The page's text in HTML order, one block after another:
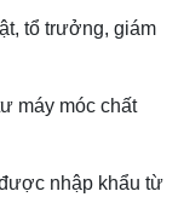
tổ trưởng, giám
máy móc chất
nhập khẩu từ